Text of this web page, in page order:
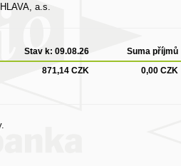
a.s.
Stav k: 09.08.26
Suma příjmů
871,14 CZK 0,00 CZK